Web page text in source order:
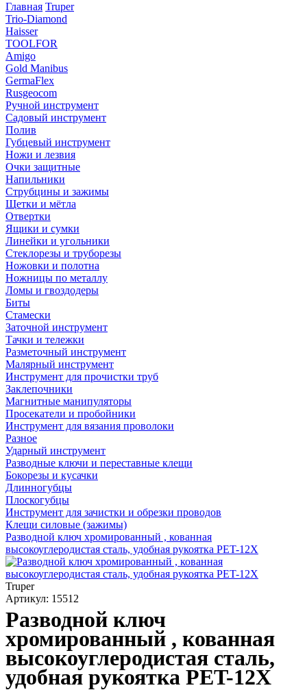
Главная Truper
Trio-Diamond
Haisser
TOOLFOR
Amigo
Gold Manibus
GermaFlex
Rusgeocom
Ручной инструмент
Садовый инструмент
Полив
Губцевый инструмент
Ножи и лезвия
Очки защитные
Напильники
Струбцины и зажимы
Щетки и мётла
Отвертки
Ящики и сумки
Линейки и угольники
Стеклорезы и труборезы
Ножовки и полотна
Ножницы по металлу
Ломы и гвоздодеры
Биты
Стамески
Заточной инструмент
Тачки и тележки
Разметочный инструмент
Малярный инструмент
Инструмент для прочистки труб
Заклепочники
Магнитные манипуляторы
Просекатели и пробойники
Инструмент для вязания проволоки
Разное
Ударный инструмент
Разводные ключи и переставные клещи
Бокорезы и кусачки
Длинногубцы
Плоскогубцы
Инструмент для зачистки и обрезки проводов
Клещи силовые (зажимы)
Разводной ключ хромированный , кованная
высокоуглеродистая сталь, удобная рукоятка PET-12X
Truper
Артикул: 15512
Разводной ключ
хромированный , кованная
высокоуглеродистая сталь,
удобная рукоятка PET-12X